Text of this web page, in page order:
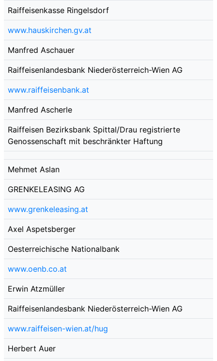
Raiffeisenkasse Ringelsdorf
www.hauskirchen.gv.at
Manfred Aschauer
Raiffeisenlandesbank Niederösterreich-Wien AG
www.raiffeisenbank.at
Manfred Ascherle
Raiffeisen Bezirksbank Spittal/Drau registrierte
Genossenschaft mit beschränkter Haftung
Mehmet Aslan
GRENKELEASING AG
www.grenkeleasing.at
Axel Aspetsberger
Oesterreichische Nationalbank
www.oenb.co.at
Erwin Atzmüller
Raiffeisenlandesbank Niederösterreich-Wien AG
www.raiffeisen-wien.at/hug
Herbert Auer